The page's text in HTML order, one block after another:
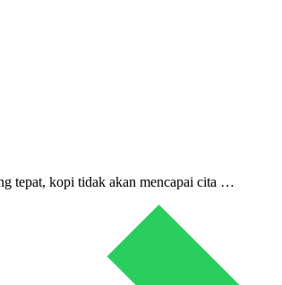
tepat, kopi tidak akan mencapai cita …